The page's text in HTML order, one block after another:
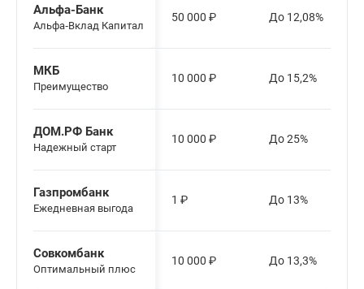
Альфа-Банк
Альфа‑Вклад Капитал
50 000 ₽ До 12,08%
МКБ
Преимущество
10 000 ₽ До 15,2%
ДОМ.РФ Банк
Надежный старт
10 000 ₽ До 25%
Газпромбанк
Ежедневная выгода
1 ₽ До 13%
Совкомбанк
Оптимальный плюс
10 000 ₽ До 13,3%